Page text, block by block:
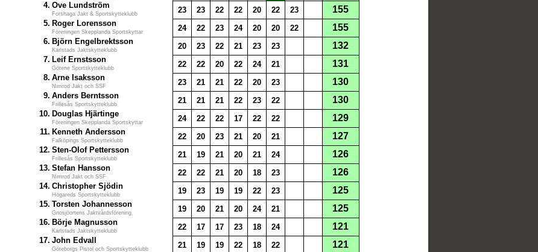
4. Ove Lundström
Forshaga Jakt & Sportskytteklubb 23 23 22 22 20 22 23 155
5. Roger Lorensson
Föreningen Skepplanda Sportskyttar 24 22 23 24 20 20 22 155
6. Björn Engelbrektsson
Karlstads Jaktskytteklubb 20 23 22 21 23 23 132
7. Leif Ernstsson
Götene Sportskytteklubb 22 22 20 22 24 21 131
8. Arne Isaksson
Nimrod Jakt och SSF 23 21 21 22 20 23 130
9. Anders Berntsson
Frillesås Sportskytteklubb 21 21 21 22 23 22 130
10. Douglas Hjärtinge
Föreningen Skepplanda Sportskyttar 24 22 22 17 22 22 129
11. Kenneth Andersson
Falköpings Sportskytteklubb 22 20 23 21 20 21 127
12. Sten-Olof Pettersson
Frillesås Sportskytteklubb 21 19 21 20 21 24 126
13. Stefan Hansson
Nimrod Jakt och SSF 22 22 21 20 18 23 126
14. Christopher Sjödin
Högareds Sportskytteklubb 19 23 19 19 22 23 125
15. Torsten Johannesson
Gnosjöortens Jaktvårdsförening 19 20 21 20 24 21 125
16. Börje Magnusson
Karlstads Jaktskytteklubb 22 17 17 23 18 24 121
17. John Edvall
Göteborgs Pistol och Sportskytteklubb 21 19 19 22 18 22 121